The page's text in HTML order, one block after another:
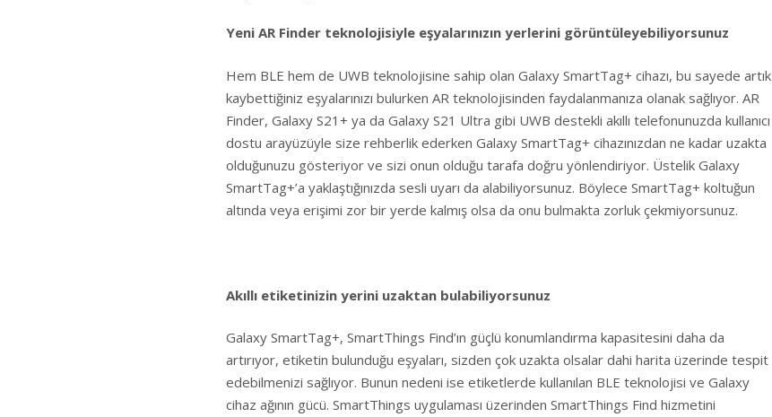
Yeni AR Finder teknolojisiyle eşyalarınızın yerlerini görüntüleyebiliyorsunuz
Hem BLE hem de UWB teknolojisine sahip olan Galaxy SmartTag+ cihazı, bu sayede artık
kaybettiğiniz eşyalarınızı bulurken AR teknolojisinden faydalanmanıza olanak sağlıyor. AR
Finder, Galaxy S21+ ya da Galaxy S21 Ultra gibi UWB destekli akıllı telefonunuzda kullanıcı
dostu arayüzüyle size rehberlik ederken Galaxy SmartTag+ cihazınızdan ne kadar uzakta
olduğunuzu gösteriyor ve sizi onun olduğu tarafa doğru yönlendiriyor. Üstelik Galaxy
SmartTag+’a yaklaştığınızda sesli uyarı da alabiliyorsunuz. Böylece SmartTag+ koltuğun
altında veya erişimi zor bir yerde kalmış olsa da onu bulmakta zorluk çekmiyorsunuz.
Akıllı etiketinizin yerini uzaktan bulabiliyorsunuz
Galaxy SmartTag+, SmartThings Find’ın güçlü konumlandırma kapasitesini daha da
artırıyor, etiketin bulunduğu eşyaları, sizden çok uzakta olsalar dahi harita üzerinde tespit
edebilmenizi sağlıyor. Bunun nedeni ise etiketlerde kullanılan BLE teknolojisi ve Galaxy
cihaz ağının gücü. SmartThings uygulaması üzerinden SmartThings Find hizmetini